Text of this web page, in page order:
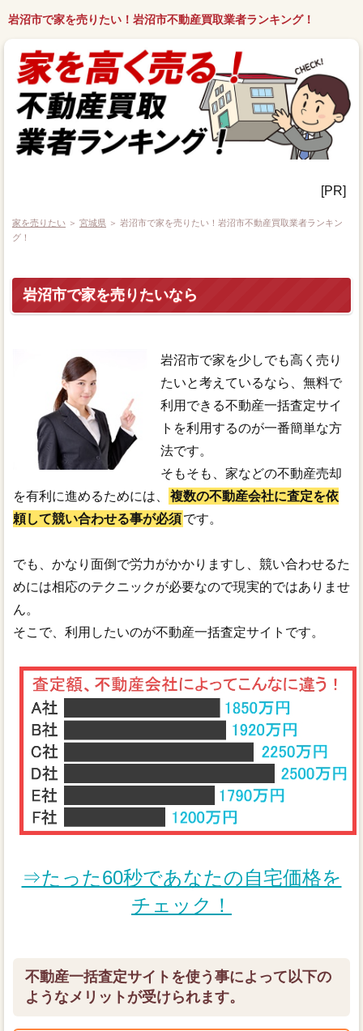
岩沼市で家を売りたい！岩沼市不動産買取業者ランキング！
[PR]
家を売りたい ＞ 宮城県 ＞ 岩沼市で家を売りたい！岩沼市不動産買取業者ランキン
グ！
岩沼市で家を売りたいなら
岩沼市で家を少しでも高く売り
たいと考えているなら、無料で
利用できる不動産一括査定サイ
トを利用するのが一番簡単な方
法です。
そもそも、家などの不動産売却
を有利に進めるためには、
複数の不動産会社に査定を依
頼して競い合わせる事が必須です。
でも、かなり面倒で労力がかかりますし、競い合わせるた
めには相応のテクニックが必要なので現実的ではありませ
ん。
そこで、利用したいのが不動産一括査定サイトです。
⇒たった60秒であなたの自宅価格を
チェック！
不動産一括査定サイトを使う事によって以下の
ようなメリットが受けられます。